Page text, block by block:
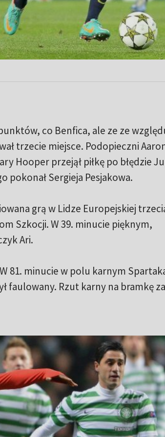
co Benfica, ale ze ze
trzecie miejsce. Podopieczni
Hooper przejął piłkę po błędzie
pokonał Sergieja Pesjakowa.
grą w Lidze Europejskiej
Szkocji. W 39. minucie pięknym,
Ari.
81. minucie w polu karnym
faulowany. Rzut karny na bramkę